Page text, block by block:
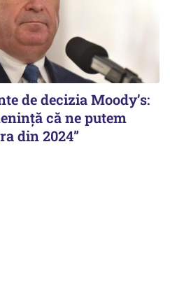
de decizia Moody’s:
că ne putem
din 2024”